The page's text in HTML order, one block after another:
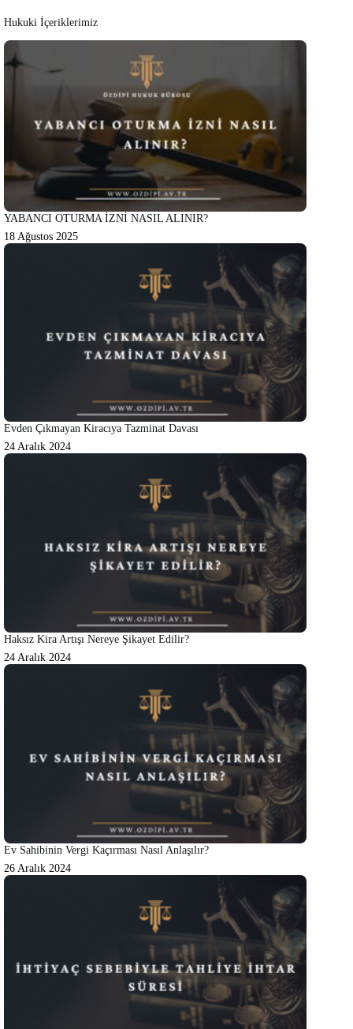
Hukuki İçeriklerimiz
YABANCI OTURMA İZNİ NASIL ALINIR?
18 Ağustos 2025
Evden Çıkmayan Kiracıya Tazminat Davası
24 Aralık 2024
Haksız Kira Artışı Nereye Şikayet Edilir?
24 Aralık 2024
Ev Sahibinin Vergi Kaçırması Nasıl Anlaşılır?
26 Aralık 2024